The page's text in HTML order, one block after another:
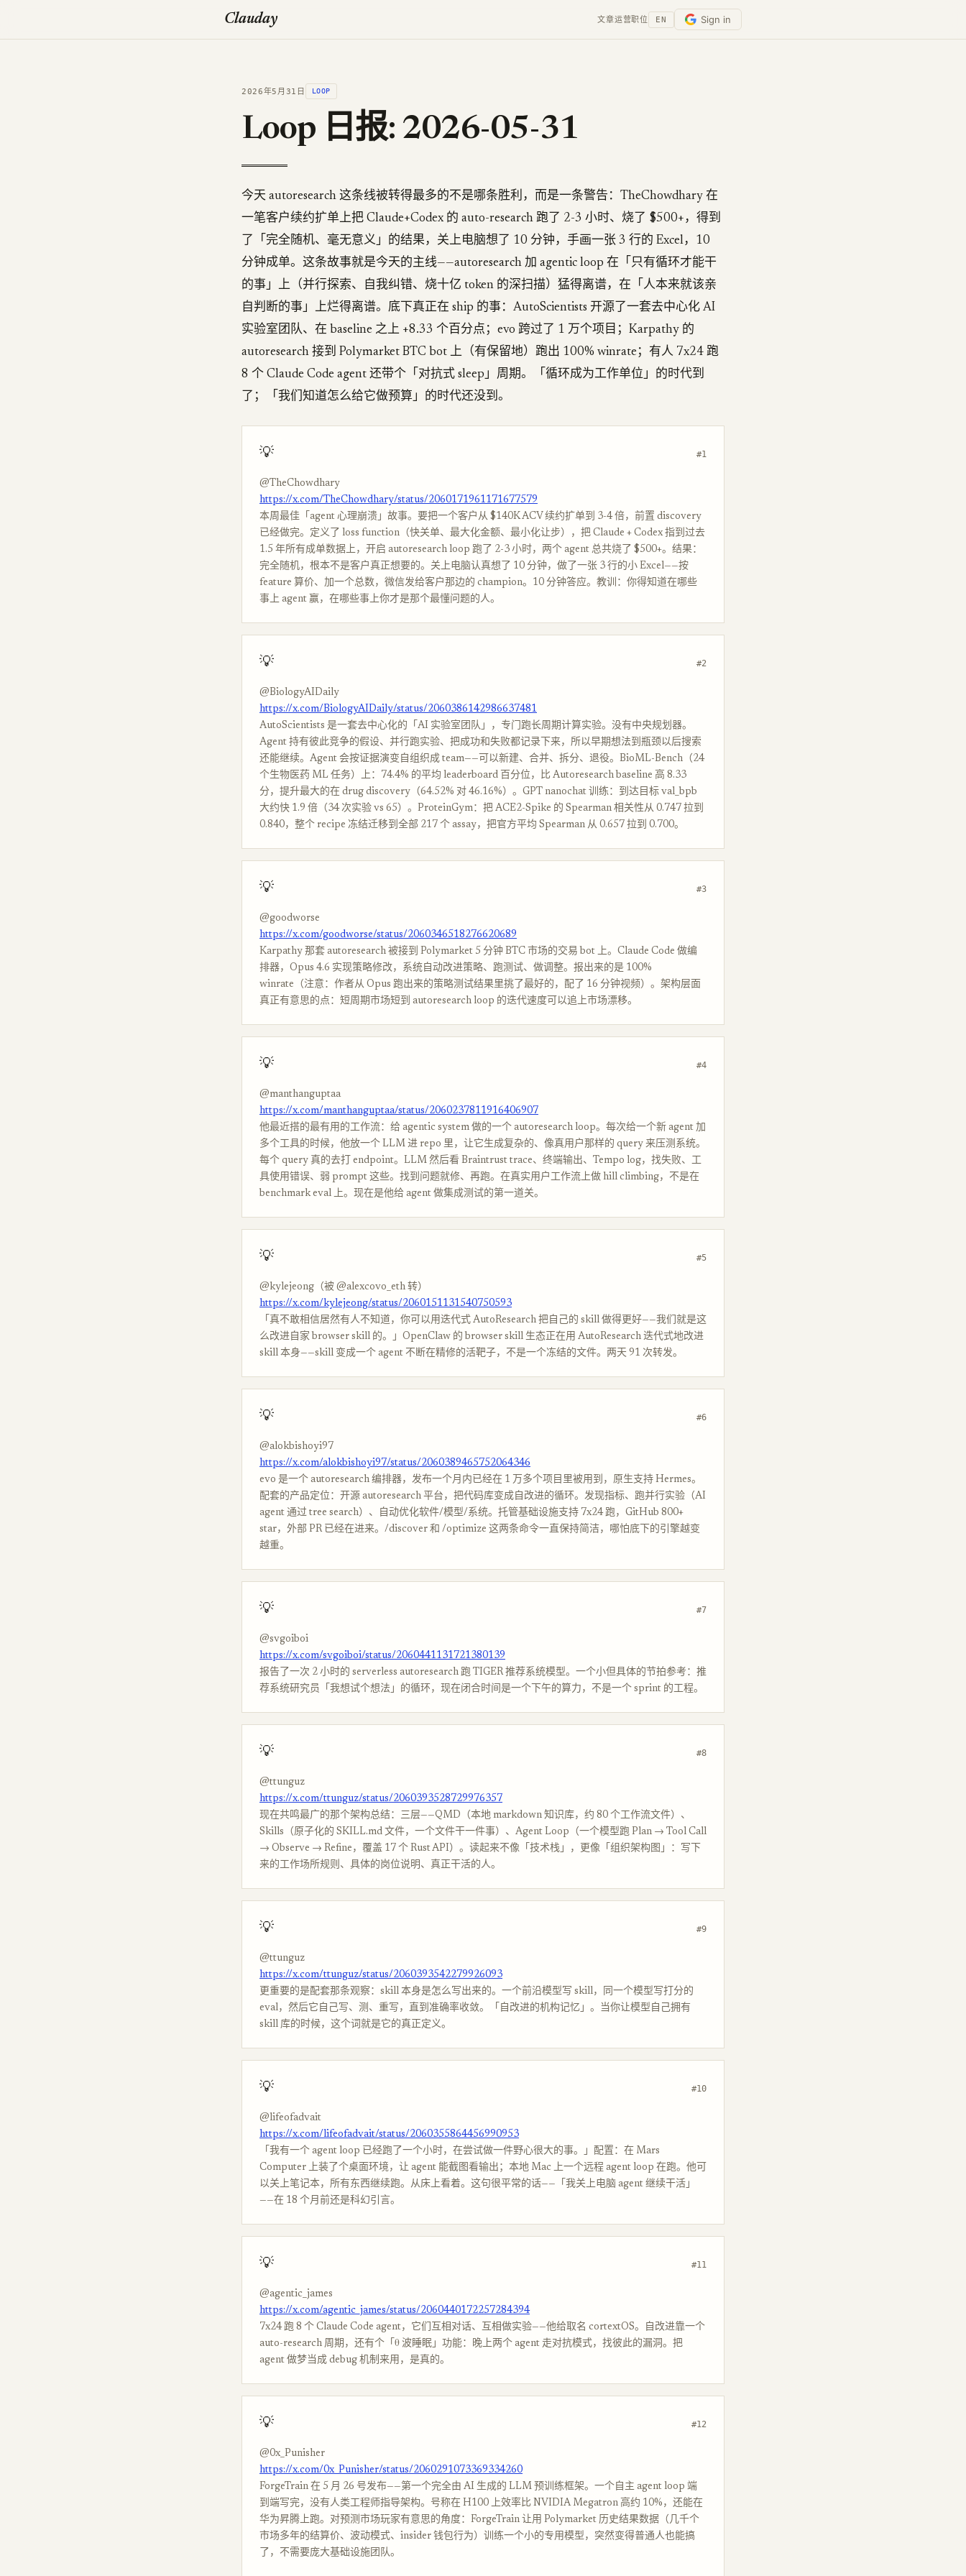
Clauday 文章运营职位 EN Sign in
2026年5月31日 LOOP
Loop 日报: 2026-05-31
今天 autoresearch 这条线被转得最多的不是哪条胜利，而是一条警告：TheChowdhary 在
一笔客户续约扩单上把 Claude+Codex 的 auto-research 跑了 2-3 小时、烧了 $500+，得到
了「完全随机、毫无意义」的结果，关上电脑想了 10 分钟，手画一张 3 行的 Excel，10
分钟成单。这条故事就是今天的主线——autoresearch 加 agentic loop 在「只有循环才能干
的事」上（并行探索、自我纠错、烧十亿 token 的深扫描）猛得离谱，在「人本来就该亲
自判断的事」上烂得离谱。底下真正在 ship 的事：AutoScientists 开源了一套去中心化 AI
实验室团队、在 baseline 之上 +8.33 个百分点；evo 跨过了 1 万个项目；Karpathy 的
autoresearch 接到 Polymarket BTC bot 上（有保留地）跑出 100% winrate；有人 7x24 跑
8 个 Claude Code agent 还带个「对抗式 sleep」周期。「循环成为工作单位」的时代到
了；「我们知道怎么给它做预算」的时代还没到。
💡 #1
@TheChowdhary
https://x.com/TheChowdhary/status/2060171961171677579
本周最佳「agent 心理崩溃」故事。要把一个客户从 $140K ACV 续约扩单到 3-4 倍，前置 discovery
已经做完。定义了 loss function（快关单、最大化金额、最小化让步），把 Claude + Codex 指到过去
1.5 年所有成单数据上，开启 autoresearch loop 跑了 2-3 小时，两个 agent 总共烧了 $500+。结果：
完全随机，根本不是客户真正想要的。关上电脑认真想了 10 分钟，做了一张 3 行的小 Excel——按
feature 算价、加一个总数，微信发给客户那边的 champion。10 分钟答应。教训：你得知道在哪些
事上 agent 赢，在哪些事上你才是那个最懂问题的人。
💡 #2
@BiologyAIDaily
https://x.com/BiologyAIDaily/status/2060386142986637481
AutoScientists 是一套去中心化的「AI 实验室团队」，专门跑长周期计算实验。没有中央规划器。
Agent 持有彼此竞争的假设、并行跑实验、把成功和失败都记录下来，所以早期想法到瓶颈以后搜索
还能继续。Agent 会按证据演变自组织成 team——可以新建、合并、拆分、退役。BioML-Bench（24
个生物医药 ML 任务）上：74.4% 的平均 leaderboard 百分位，比 Autoresearch baseline 高 8.33
分，提升最大的在 drug discovery（64.52% 对 46.16%）。GPT nanochat 训练：到达目标 val_bpb
大约快 1.9 倍（34 次实验 vs 65）。ProteinGym：把 ACE2-Spike 的 Spearman 相关性从 0.747 拉到
0.840，整个 recipe 冻结迁移到全部 217 个 assay，把官方平均 Spearman 从 0.657 拉到 0.700。
💡 #3
@goodworse
https://x.com/goodworse/status/2060346518276620689
Karpathy 那套 autoresearch 被接到 Polymarket 5 分钟 BTC 市场的交易 bot 上。Claude Code 做编
排器，Opus 4.6 实现策略修改，系统自动改进策略、跑测试、做调整。报出来的是 100%
winrate（注意：作者从 Opus 跑出来的策略测试结果里挑了最好的，配了 16 分钟视频）。架构层面
真正有意思的点：短周期市场短到 autoresearch loop 的迭代速度可以追上市场漂移。
💡 #4
@manthanguptaa
https://x.com/manthanguptaa/status/2060237811916406907
他最近搭的最有用的工作流：给 agentic system 做的一个 autoresearch loop。每次给一个新 agent 加
多个工具的时候，他放一个 LLM 进 repo 里，让它生成复杂的、像真用户那样的 query 来压测系统。
每个 query 真的去打 endpoint。LLM 然后看 Braintrust trace、终端输出、Tempo log，找失败、工
具使用错误、弱 prompt 这些。找到问题就修、再跑。在真实用户工作流上做 hill climbing，不是在
benchmark eval 上。现在是他给 agent 做集成测试的第一道关。
💡 #5
@kylejeong（被 @alexcovo_eth 转）
https://x.com/kylejeong/status/2060151131540750593
「真不敢相信居然有人不知道，你可以用迭代式 AutoResearch 把自己的 skill 做得更好——我们就是这
么改进自家 browser skill 的。」OpenClaw 的 browser skill 生态正在用 AutoResearch 迭代式地改进
skill 本身——skill 变成一个 agent 不断在精修的活靶子，不是一个冻结的文件。两天 91 次转发。
💡 #6
@alokbishoyi97
https://x.com/alokbishoyi97/status/2060389465752064346
evo 是一个 autoresearch 编排器，发布一个月内已经在 1 万多个项目里被用到，原生支持 Hermes。
配套的产品定位：开源 autoresearch 平台，把代码库变成自改进的循环。发现指标、跑并行实验（AI
agent 通过 tree search）、自动优化软件/模型/系统。托管基础设施支持 7x24 跑，GitHub 800+
star，外部 PR 已经在进来。/discover 和 /optimize 这两条命令一直保持简洁，哪怕底下的引擎越变
越重。
💡 #7
@svgoiboi
https://x.com/svgoiboi/status/2060441131721380139
报告了一次 2 小时的 serverless autoresearch 跑 TIGER 推荐系统模型。一个小但具体的节拍参考：推
荐系统研究员「我想试个想法」的循环，现在闭合时间是一个下午的算力，不是一个 sprint 的工程。
💡 #8
@ttunguz
https://x.com/ttunguz/status/2060393528729976357
现在共鸣最广的那个架构总结：三层——QMD（本地 markdown 知识库，约 80 个工作流文件）、
Skills（原子化的 SKILL.md 文件，一个文件干一件事）、Agent Loop（一个模型跑 Plan → Tool Call
→ Observe → Refine，覆盖 17 个 Rust API）。读起来不像「技术栈」，更像「组织架构图」：写下
来的工作场所规则、具体的岗位说明、真正干活的人。
💡 #9
@ttunguz
https://x.com/ttunguz/status/2060393542279926093
更重要的是配套那条观察：skill 本身是怎么写出来的。一个前沿模型写 skill，同一个模型写打分的
eval，然后它自己写、测、重写，直到准确率收敛。「自改进的机构记忆」。当你让模型自己拥有
skill 库的时候，这个词就是它的真正定义。
💡 #10
@lifeofadvait
https://x.com/lifeofadvait/status/2060355864456990953
「我有一个 agent loop 已经跑了一个小时，在尝试做一件野心很大的事。」配置：在 Mars
Computer 上装了个桌面环境，让 agent 能截图看输出；本地 Mac 上一个远程 agent loop 在跑。他可
以关上笔记本，所有东西继续跑。从床上看着。这句很平常的话——「我关上电脑 agent 继续干活」
——在 18 个月前还是科幻引言。
💡 #11
@agentic_james
https://x.com/agentic_james/status/2060440172257284394
7x24 跑 8 个 Claude Code agent，它们互相对话、互相做实验——他给取名 cortextOS。自改进靠一个
auto-research 周期，还有个「θ 波睡眠」功能：晚上两个 agent 走对抗模式，找彼此的漏洞。把
agent 做梦当成 debug 机制来用，是真的。
💡 #12
@0x_Punisher
https://x.com/0x_Punisher/status/2060291073369334260
ForgeTrain 在 5 月 26 号发布——第一个完全由 AI 生成的 LLM 预训练框架。一个自主 agent loop 端
到端写完，没有人类工程师指导架构。号称在 H100 上效率比 NVIDIA Megatron 高约 10%，还能在
华为昇腾上跑。对预测市场玩家有意思的角度：ForgeTrain 让用 Polymarket 历史结果数据（几千个
市场多年的结算价、波动模式、insider 钱包行为）训练一个小的专用模型，突然变得普通人也能搞
了，不需要庞大基础设施团队。